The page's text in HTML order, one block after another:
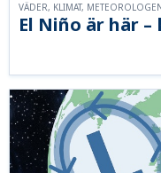
El Niño är här
VÄDER, KLIMAT,